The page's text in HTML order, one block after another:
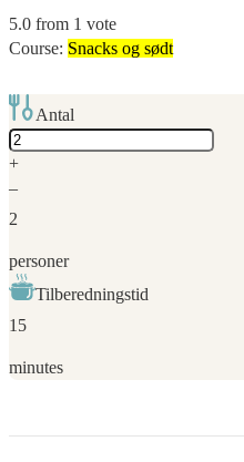
5.0 from 1 vote
Course: Snacks og sødt
Antal
Adjust
servings
+
–
2
personer
Tilberedningstid
15
minutes